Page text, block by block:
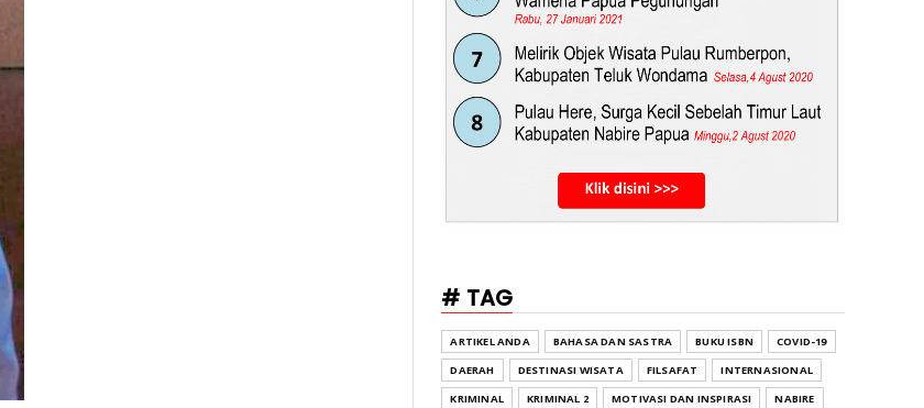
# TAG
ARTIKEL ANDA BAHASA DAN SASTRA BUKU ISBN
COVID-19
DAERAH
DESTINASI WISATA FILSAFAT
INTERNASIONAL
KRIMINAL
KRIMINAL 2 MOTIVASI DAN INSPIRASI
NABIRE